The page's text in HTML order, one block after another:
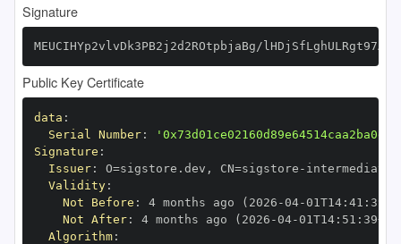
Signature
MEUCIHYp2vlvDk3PB2j2d2ROtpbjaBg/
Public Key Certificate
data :
Serial Number:
Signature :
Issuer: O=sigstore.dev , CN=sigstore -
Validity:
Not Before : 4 months ago (2026 -04-01T14: 41 :
Not After: 4 months ago (2026 -04-01T14: 51 : 39+00
Algorithm: